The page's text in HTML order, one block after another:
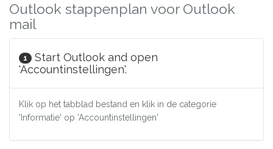
Outlook stappenplan voor Outlook
mail
1
Start Outlook and open
'Accountinstellingen'.
Klik op het tabblad bestand en klik in de categorie
'Informatie' op 'Accountinstellingen'